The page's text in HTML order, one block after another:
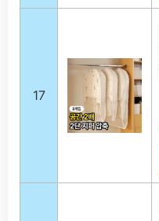
17